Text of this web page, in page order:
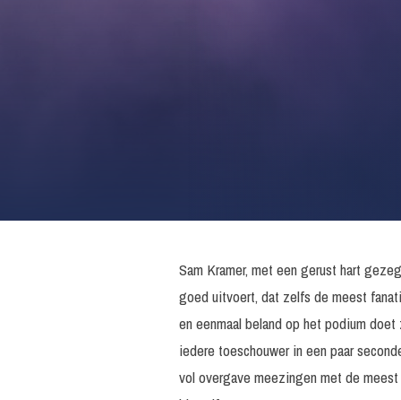
Sam Kramer, met een gerust hart
goed uitvoert, dat zelfs de meest
en eenmaal beland op het podium
iedere toeschouwer in een paar
vol overgave meezingen met de